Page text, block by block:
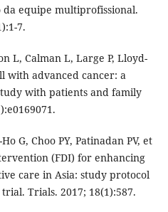
equipe multiprofissional.
7.
L, Calman L, Large P, Lloyd-
with advanced cancer: a
with patients and family
G, Choo PY, Patinadan PV, et
(FDI) for enhancing
care in Asia: study protocol
Trials. 2017; 18(1):587.